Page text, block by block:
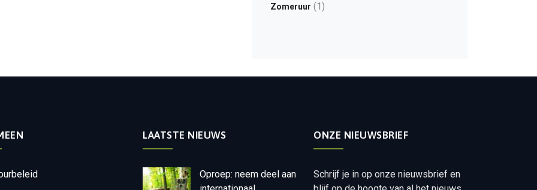
Zomeruur (1)
LAATSTE NIEUWS
Oproep: neem deel aan
ONZE NIEUWSBRIEF
Schrijf je in op onze nieuwsbrief en